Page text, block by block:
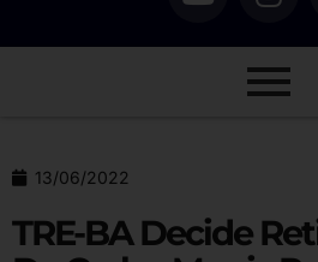
13/06/2022
TRE-BA Decide